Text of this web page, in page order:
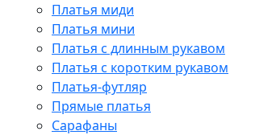
Платья миди
Платья мини
Платья с длинным рукавом
Платья с коротким рукавом
Платья-футляр
Прямые платья
Сарафаны